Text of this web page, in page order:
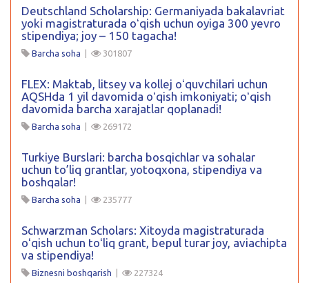
Deutschland Scholarship: Germaniyada bakalavriat
yoki magistraturada oʻqish uchun oyiga 300 yevro
stipendiya; joy – 150 tagacha!
Barcha soha | 301807
FLEX: Maktab, litsey va kollej oʻquvchilari uchun
AQSHda 1 yil davomida oʻqish imkoniyati; oʻqish
davomida barcha xarajatlar qoplanadi!
Barcha soha | 269172
Turkiye Burslari: barcha bosqichlar va sohalar
uchun to’liq grantlar, yotoqxona, stipendiya va
boshqalar!
Barcha soha | 235777
Schwarzman Scholars: Xitoyda magistraturada
oʻqish uchun toʻliq grant, bepul turar joy, aviachipta
va stipendiya!
Biznesni boshqarish | 227324